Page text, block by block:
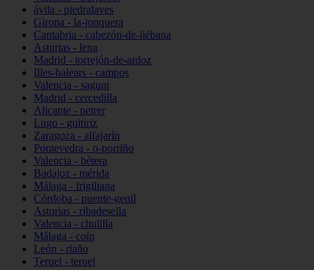
ávila - piedralaves
Girona - la-jonquera
Cantabria - cabezón-de-liébana
Asturias - lena
Madrid - torrejón-de-ardoz
Illes-balears - campos
Valencia - sagunt
Madrid - cercedilla
Alicante - petrer
Lugo - guitiriz
Zaragoza - alfajarín
Pontevedra - o-porriño
Valencia - bétera
Badajoz - mérida
Málaga - frigiliana
Córdoba - puente-genil
Asturias - ribadesella
Valencia - chulilla
Málaga - coín
León - riaño
Teruel - teruel